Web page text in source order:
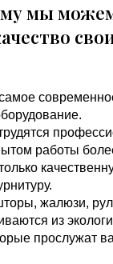
мы
работы
жалюзи,
из
прослужат